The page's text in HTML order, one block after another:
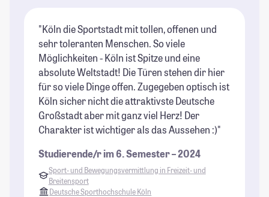
"Köln die Sportstadt mit tollen, offenen und
sehr toleranten Menschen. So viele
Möglichkeiten - Köln ist Spitze und eine
absolute Weltstadt! Die Türen stehen dir hier
für so viele Dinge offen. Zugegeben optisch ist
Köln sicher nicht die attraktivste Deutsche
Großstadt aber mit ganz viel Herz! Der
Charakter ist wichtiger als das Aussehen :)"
Studierende/r im 6. Semester – 2024
Sport- und Bewegungsvermittlung in Freizeit- und
Breitensport
Deutsche Sporthochschule Köln